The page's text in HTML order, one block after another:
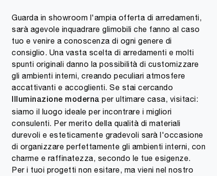
Guarda in showroom l'ampia offerta di arredamenti,
sarà agevole inquadrare glimobili che fanno al caso
tuo e venire a conoscenza di ogni genere di
consiglio. Una vasta scelta di arredamenti e molti
spunti originali danno la possibilità di customizzare
gli ambienti interni, creando peculiari atmosfere
accattivanti e accoglienti. Se stai cercando
Illuminazione moderna per ultimare casa, visitaci:
siamo il luogo ideale per incontrare i migliori
consulenti. Per merito della qualità di materiali
durevoli e esteticamente gradevoli sarà l'occasione
di organizzare perfettamente gli ambienti interni, con
charme e raffinatezza, secondo le tue esigenze.
Per i tuoi progetti non esitare, ma vieni nel nostro